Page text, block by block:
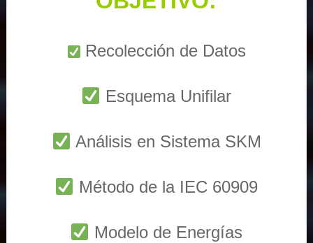
Recolección de Datos
Esquema Unifilar
Análisis en Sistema SKM
Método de la IEC 60909
Modelo de Energías